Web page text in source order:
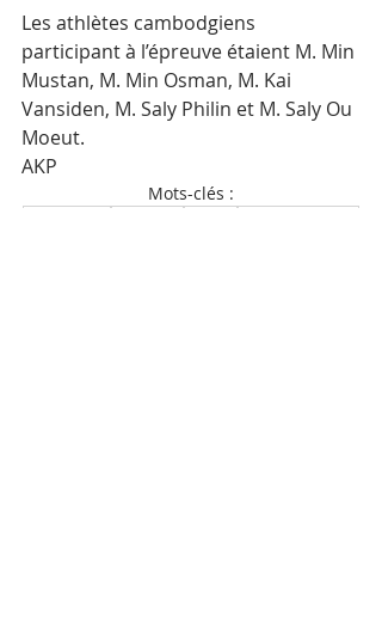
Les athlètes cambodgiens
participant à l’épreuve étaient M. Min
Mustan, M. Min Osman, M. Kai
Vansiden, M. Saly Philin et M. Saly Ou
Moeut.
AKP
Mots-clés :